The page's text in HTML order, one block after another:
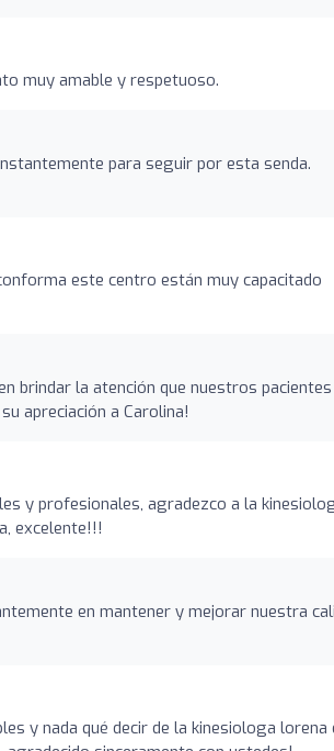
muy amable y respetuoso.
para seguir por esta senda.
este centro están muy capacitado
brindar la atención que nuestros
apreciación a Carolina!
y profesionales, agradezco a la
excelente!!!
en mantener y mejorar nuestra
y nada qué decir de la kinesiologa lorena